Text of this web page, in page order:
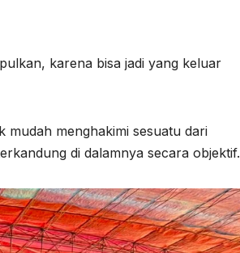
karena bisa jadi yang keluar
mudah menghakimi sesuatu dari
di dalamnya secara objektif.